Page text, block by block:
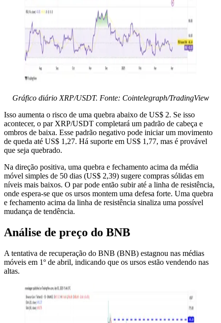
Gráfico diário XRP/USDT. Fonte: Cointelegraph/TradingView
Isso aumenta o risco de uma quebra abaixo de US$ 2. Se isso
acontecer, o par XRP/USDT completará um padrão de cabeça e
ombros de baixa. Esse padrão negativo pode iniciar um movimento
de queda até US$ 1,27. Há suporte em US$ 1,77, mas é provável
que seja quebrado.
Na direção positiva, uma quebra e fechamento acima da média
móvel simples de 50 dias (US$ 2,39) sugere compras sólidas em
níveis mais baixos. O par pode então subir até a linha de resistência,
onde espera-se que os ursos montem uma defesa forte. Uma quebra
e fechamento acima da linha de resistência sinaliza uma possível
mudança de tendência.
Análise de preço do BNB
A tentativa de recuperação do BNB (BNB) estagnou nas médias
móveis em 1º de abril, indicando que os ursos estão vendendo nas
altas.